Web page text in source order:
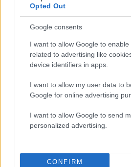
Opted Out
Google consents
I want to allow Google to enable
related to advertising like
device identifiers in apps.
I want to allow my user data to
Google for online advertising
I want to allow Google to send
personalized advertising.
CONFIRM
Πιο
Μητσοτάκης στην
για την ηλεκτρική
Κύπρου: «Ισχυρή
είσοδος της Meridiam
Έφυγαν οι συνεργάτες,
«Ελπίδα για τη
Canadair 515: Οι
επιχειρεί και τη νύχτα
φωτιάς
συμμετείχε στη
100.000 άτομα»